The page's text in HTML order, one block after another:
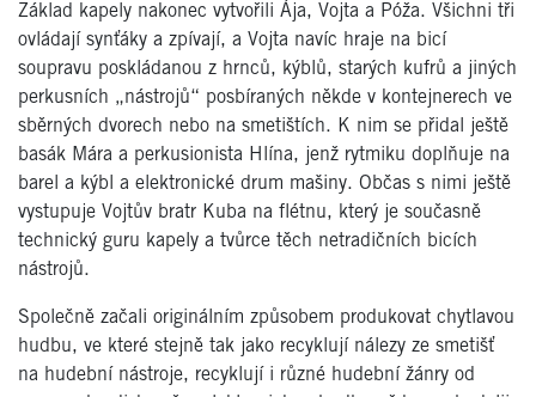
Základ kapely nakonec vytvořili Ája, Vojta a Póža. Všichni tři
ovládají synťáky a zpívají, a Vojta navíc hraje na bicí
soupravu poskládanou z hrnců, kýblů, starých kufrů a jiných
perkusních „nástrojů“ posbíraných někde v kontejnerech ve
sběrných dvorech nebo na smetištích. K nim se přidal ještě
basák Mára a perkusionista Hlína, jenž rytmiku doplňuje na
barel a kýbl a elektronické drum mašiny. Občas s nimi ještě
vystupuje Vojtův bratr Kuba na flétnu, který je současně
technický guru kapely a tvůrce těch netradičních bicích
nástrojů.
Společně začali originálním způsobem produkovat chytlavou
hudbu, ve které stejně tak jako recyklují nálezy ze smetišť
na hudební nástroje, recyklují i různé hudební žánry od